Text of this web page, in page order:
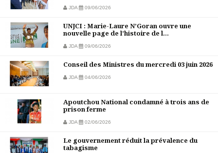
JDA 09/06/2026
UNJCI : Marie-Laure N’Goran ouvre une
nouvelle page de l’histoire de l...
JDA 09/06/2026
Conseil des Ministres du mercredi 03 juin 2026
JDA 04/06/2026
Apoutchou National condamné à trois ans de
prison ferme
JDA 02/06/2026
Le gouvernement réduit la prévalence du
tabagisme